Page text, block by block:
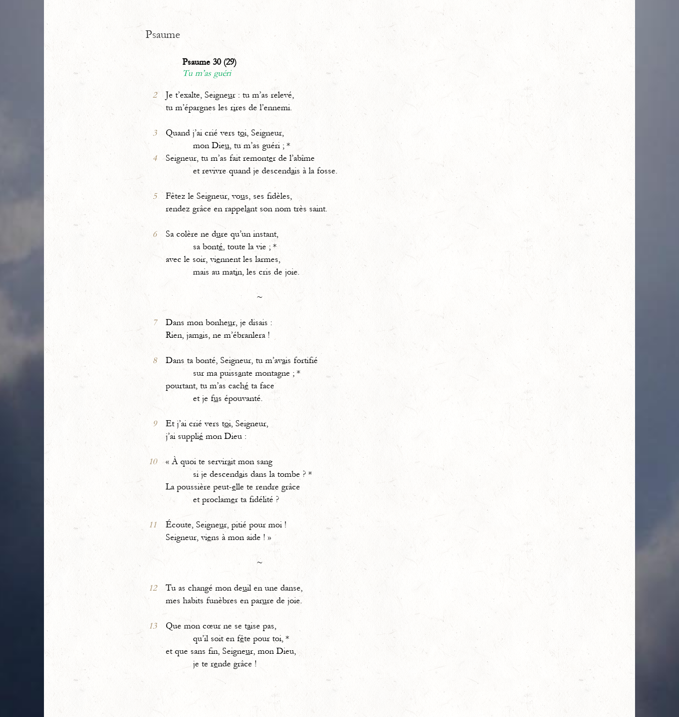
Psaume
Psaume 30 (29)
Tu m’as guéri
2 Je t’exalte, Seigneur : tu m’as relevé,
tu m’épargnes les rires de l’ennemi.
3 Quand j’ai crié vers toi, Seigneur,
mon Dieu, tu m’as guéri ; *
4
Seigneur, tu m’as fait remonter de l’abîme
et revivre quand je descendais à la fosse.
5 Fêtez le Seigneur, vous, ses fidèles,
rendez grâce en rappelant son nom très saint.
6 Sa colère ne dure qu’un instant,
sa bonté, toute la vie ; *
avec le soir, viennent les larmes,
mais au matin, les cris de joie.
~
7 Dans mon bonheur, je disais :
Rien, jamais, ne m’ébranlera !
8 Dans ta bonté, Seigneur, tu m’avais fortifié
sur ma puissante montagne ; *
pourtant, tu m’as caché ta face
et je fus épouvanté.
9 Et j’ai crié vers toi, Seigneur,
j’ai supplié mon Dieu :
10 « À quoi te servirait mon sang
si je descendais dans la tombe ? *
La poussière peut-elle te rendre grâce
et proclamer ta fidélité ?
11 Écoute, Seigneur, pitié pour moi !
Seigneur, viens à mon aide ! »
~
12 Tu as changé mon deuil en une danse,
mes habits funèbres en parure de joie.
13 Que mon cœur ne se taise pas,
qu’il soit en fête pour toi, *
et que sans fin, Seigneur, mon Dieu,
je te rende grâce !